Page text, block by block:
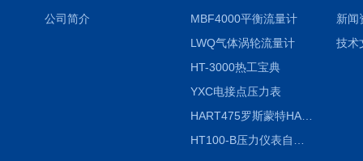
公司简介
MBF4000平衡流量计
LWQ气体涡轮流量计
HT-3000热工宝典
YXC电接点压力表
HART475罗斯蒙特HART475手操器
新闻
技术